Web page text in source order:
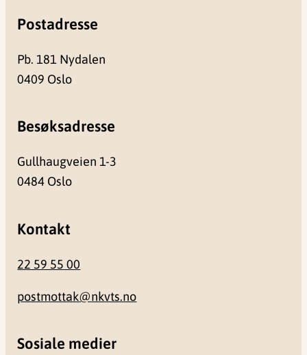
Postadresse
Pb. 181 Nydalen
0409 Oslo
Besøksadresse
Gullhaugveien 1-3
0484 Oslo
Kontakt
22 59 55 00
postmottak@nkvts.no
Sosiale medier